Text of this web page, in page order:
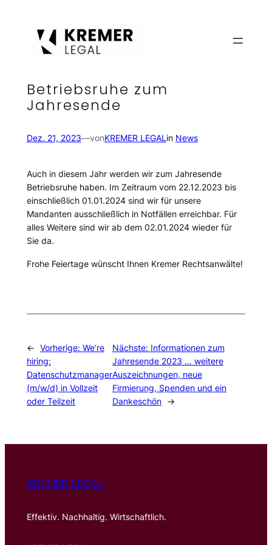
Betriebsruhe zum
Jahresende
Dez. 21, 2023—vonKREMER LEGALin News
Auch in diesem Jahr werden wir zum Jahresende
Betriebsruhe haben. Im Zeitraum vom 22.12.2023 bis
einschließlich 01.01.2024 sind wir für unsere
Mandanten ausschließlich in Notfällen erreichbar. Für
alles Weitere sind wir ab dem 02.01.2024 wieder für
Sie da.
Frohe Feiertage wünscht Ihnen Kremer Rechtsanwälte!
← Vorherige: We’re
hiring:
Datenschutzmanager
(m/w/d) in Vollzeit
oder Teilzeit
Nächste: Informationen zum
Jahresende 2023 … weitere
Auszeichnungen, neue
Firmierung, Spenden und ein
Dankeschön →
KREMER LEGAL
Effektiv. Nachhaltig. Wirtschaftlich.